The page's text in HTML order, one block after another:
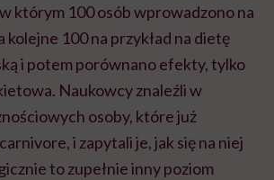
którym 100 osób wprowadzono na
kolejne 100 na przykład na dietę
i potem porównano efekty, tylko
Naukowcy znaleźli w
osoby, które już
i zapytali je, jak się na niej
to zupełnie inny poziom